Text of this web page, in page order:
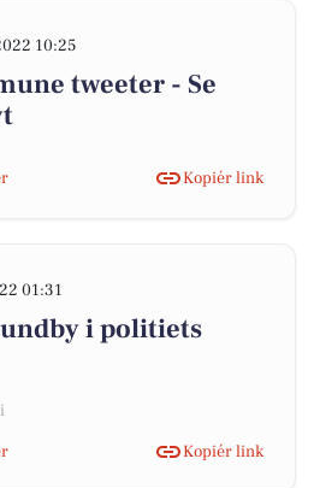
10:25
tweeter - Se
Kopiér link
01:31
i politiets
Kopiér link